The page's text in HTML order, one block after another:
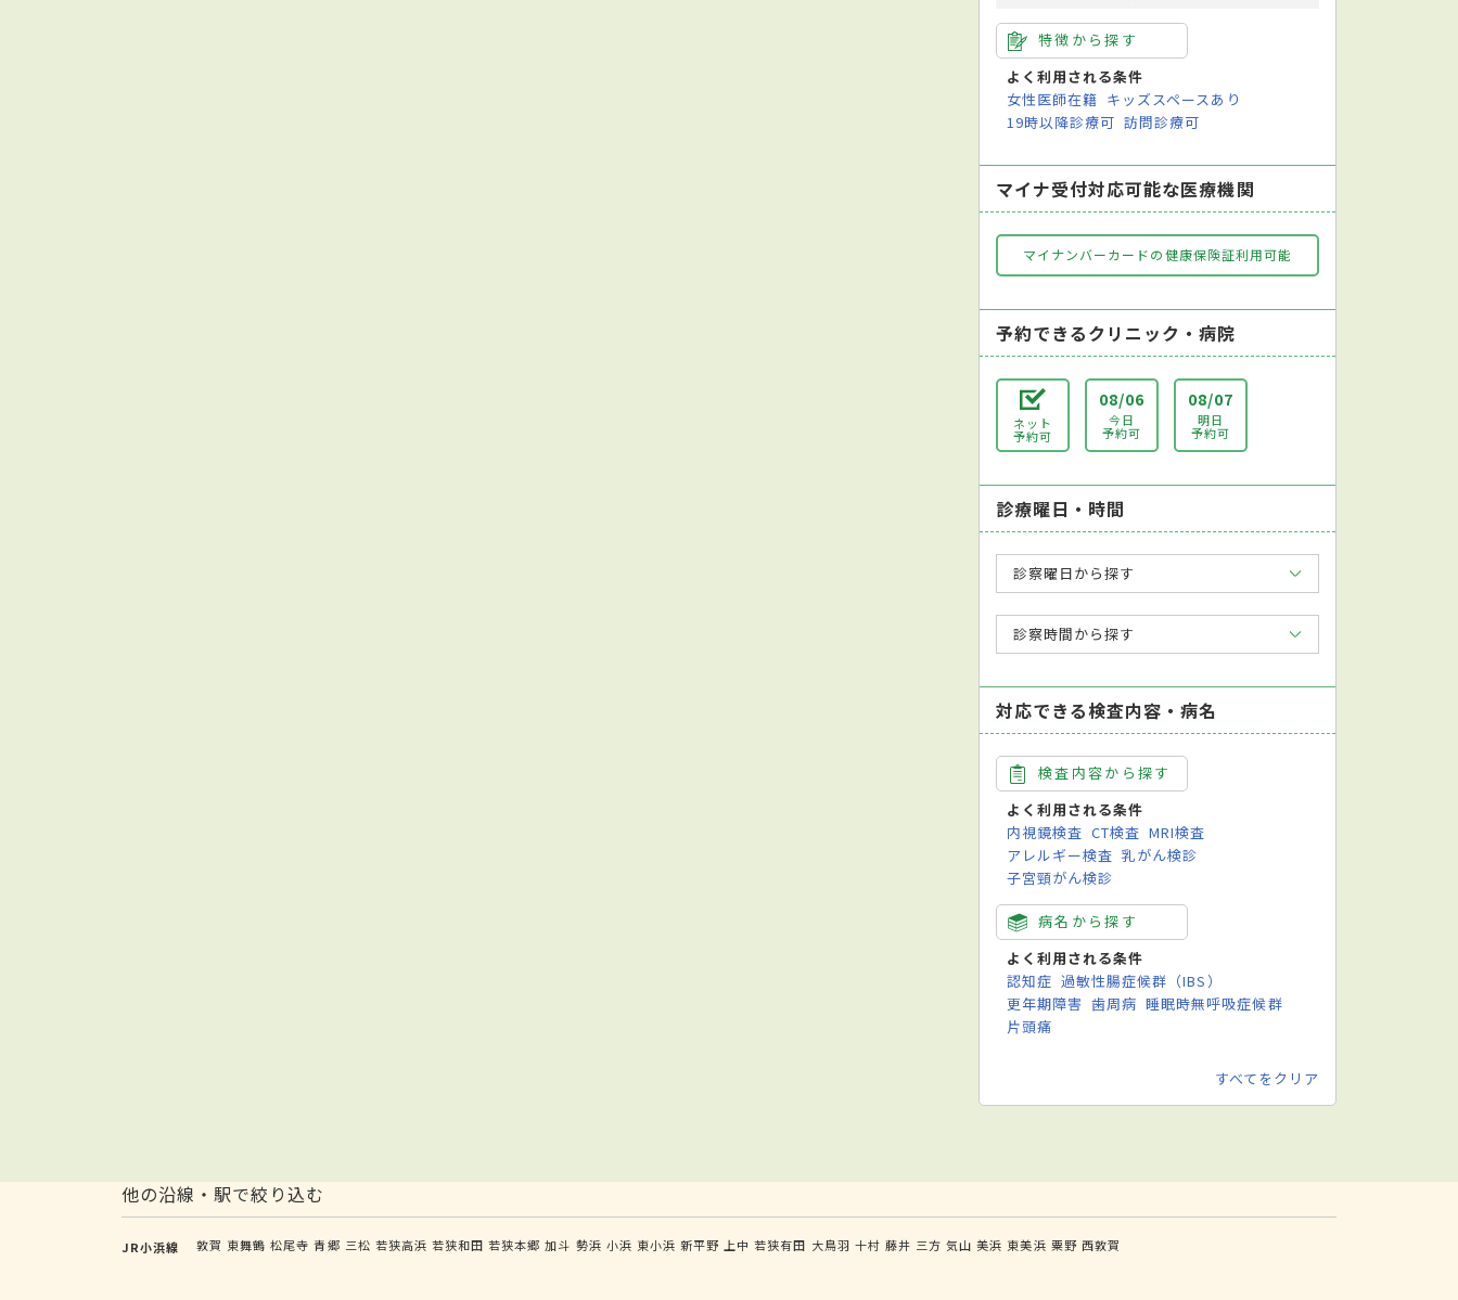
特徴から探す
よく利用される条件
女性医師在籍 キッズスペースあり
19時以降診療可 訪問診療可
マイナ受付対応可能な医療機関
マイナンバーカードの健康保険証利用可能
予約できるクリニック・病院
ネット
予約可
08/06
今日
予約可
08/07
明日
予約可
診療曜日・時間
診察曜日から探す
診察時間から探す
対応できる検査内容・病名
検査内容から探す
よく利用される条件
内視鏡検査 CT検査 MRI検査
アレルギー検査 乳がん検診
子宮頸がん検診
病名から探す
よく利用される条件
認知症 過敏性腸症候群（IBS）
更年期障害 歯周病 睡眠時無呼吸症候群
片頭痛
すべてをクリア
他の沿線・駅で絞り込む
JR小浜線 敦賀 東舞鶴 松尾寺 青郷 三松 若狭高浜 若狭和田 若狭本郷 加斗 勢浜 小浜 東小浜 新平野 上中 若狭有田 大鳥羽 十村 藤井 三方 気山 美浜 東美浜 粟野 西敦賀